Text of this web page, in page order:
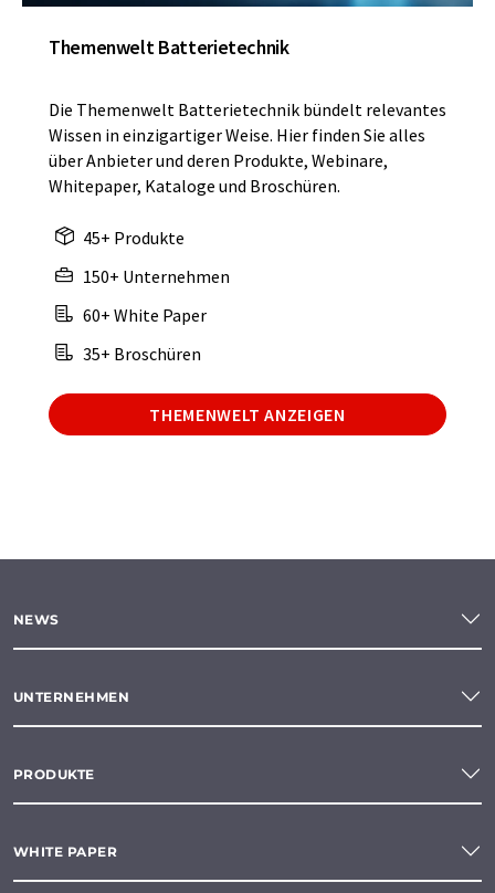
Themenwelt Batterietechnik
Die Themenwelt Batterietechnik bündelt relevantes
Wissen in einzigartiger Weise. Hier finden Sie alles
über Anbieter und deren Produkte, Webinare,
Whitepaper, Kataloge und Broschüren.
45+ Produkte
150+ Unternehmen
60+ White Paper
35+ Broschüren
THEMENWELT ANZEIGEN
NEWS
UNTERNEHMEN
PRODUKTE
WHITE PAPER